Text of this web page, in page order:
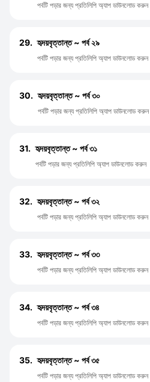
পর্বটি পড়ার জন্য প্রতিলিপি অ্যাপ ডাউনলোড করুন
29. হৃদয়বৃত্তান্ত ~ পর্ব ২৯
পর্বটি পড়ার জন্য প্রতিলিপি অ্যাপ ডাউনলোড করুন
30. হৃদয়বৃত্তান্ত ~ পর্ব ৩০
পর্বটি পড়ার জন্য প্রতিলিপি অ্যাপ ডাউনলোড করুন
31. হৃদয়বৃত্তান্ত ~ পর্ব ৩১
পর্বটি পড়ার জন্য প্রতিলিপি অ্যাপ ডাউনলোড করুন
32. হৃদয়বৃত্তান্ত ~ পর্ব ৩২
পর্বটি পড়ার জন্য প্রতিলিপি অ্যাপ ডাউনলোড করুন
33. হৃদয়বৃত্তান্ত ~ পর্ব ৩৩
পর্বটি পড়ার জন্য প্রতিলিপি অ্যাপ ডাউনলোড করুন
34. হৃদয়বৃত্তান্ত ~ পর্ব ৩৪
পর্বটি পড়ার জন্য প্রতিলিপি অ্যাপ ডাউনলোড করুন
35. হৃদয়বৃত্তান্ত ~ পর্ব ৩৫
পর্বটি পড়ার জন্য প্রতিলিপি অ্যাপ ডাউনলোড করুন